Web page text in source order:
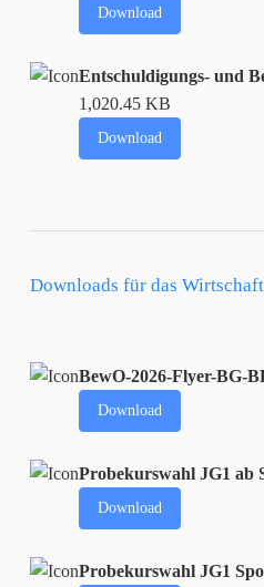
Download
Entschuldigungs- und
1,020.45 KB
Download
Downloads für das
BewO-2026-Flyer-BG-
Download
Probekurswahl JG1 ab
Download
Probekurswahl JG1